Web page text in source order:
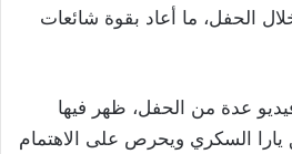
الحفل، ما أعاد بقوة شائعات
عدة من الحفل، ظهر فيها
السكري ويحرص على الاهتمام